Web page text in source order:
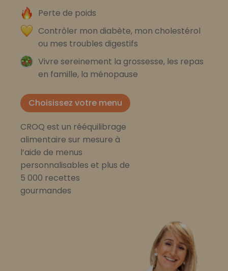
Perte de poids
Contrôler mon diabète, mon cholestérol
ou mes troubles digestifs
Vivre sereinement la grossesse, les repas
en famille, la ménopause
Choisissez votre menu
CROQ est un rééquilibrage
alimentaire sur mesure à
l’aide de menus
personnalisables et plus de
5 000 recettes
gourmandes